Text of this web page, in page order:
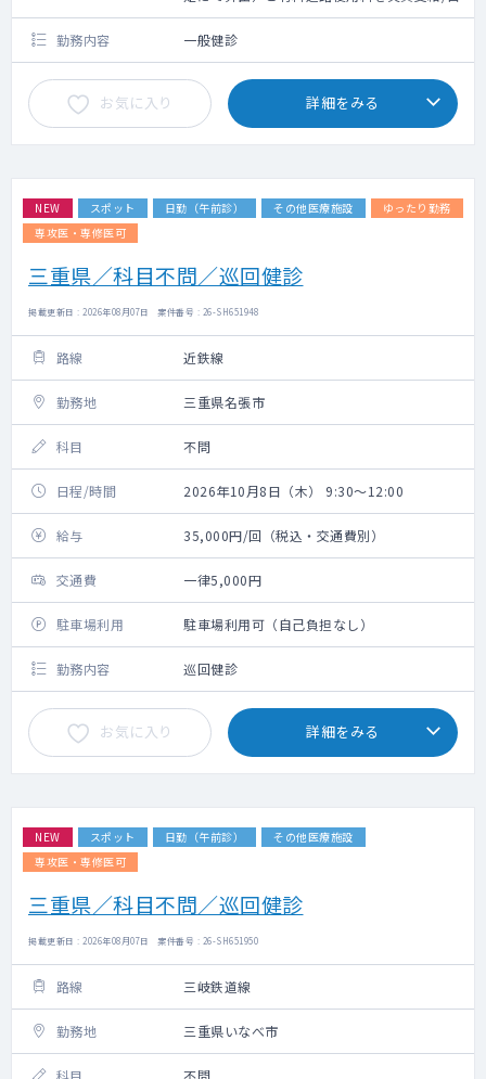
勤務内容 一般健診
お気に入り 詳細をみる
NEW スポット 日勤（午前診） その他医療施設
ゆったり勤務
専攻医・専修医可
三重県／科目不問／巡回健診
掲載更新日 : 2026年08月07日 案件番号 : 26-SH651948
路線 近鉄線
勤務地 三重県名張市
科目 不問
日程/時間 2026年10月8日（木） 9:30～12:00
給与 35,000円/回（税込・交通費別）
交通費 一律5,000円
駐車場利用 駐車場利用可（自己負担なし）
勤務内容 巡回健診
お気に入り 詳細をみる
NEW スポット 日勤（午前診）
その他医療施設
専攻医・専修医可
三重県／科目不問／巡回健診
掲載更新日 : 2026年08月07日 案件番号 : 26-SH651950
路線 三岐鉄道線
勤務地 三重県いなべ市
科目 不問